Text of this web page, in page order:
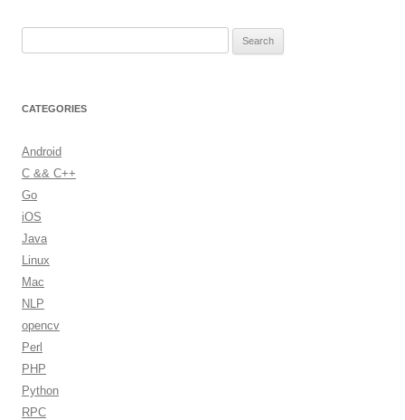
r
h
f
o
r
:
CATEGORIES
Android
C && C++
Go
iOS
Java
Linux
Mac
NLP
opencv
Perl
PHP
Python
RPC